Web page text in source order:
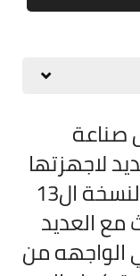
الذكية
لاجهزتها
تحت مسمي MIUI 13 ويعد النسخة ال13
مع العديد
الواجهه من